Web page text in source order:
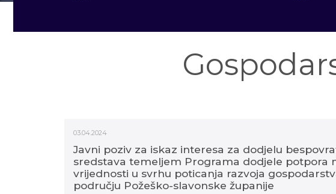
03.04.2024
Javni poziv za iskaz interesa za dodjelu
sredstava temeljem Programa dodjele potpora
vrijednosti u svrhu poticanja razvoja
području Požeško-slavonske županije